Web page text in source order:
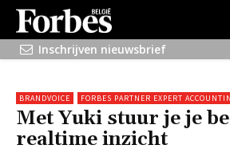
Inschrijven nieuwsbrief
BRANDVOICE FORBES PARTNER EXPERT
Met Yuki stuur je je
realtime inzicht